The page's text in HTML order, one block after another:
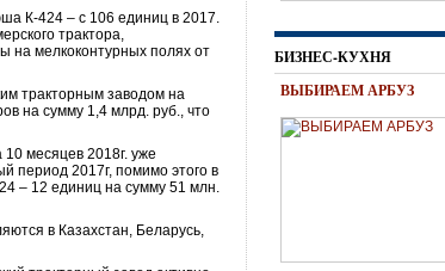
К-424 – с 106 единиц в 2017.
трактора,
на мелкоконтурных полях от
тракторным заводом на
на сумму 1,4 млрд. руб., что
месяцев 2018г. уже
период 2017г, помимо этого в
– 12 единиц на сумму 51 млн.
в Казахстан, Беларусь,
БИЗНЕС-КУХНЯ
ВЫБИРАЕМ АРБУЗ